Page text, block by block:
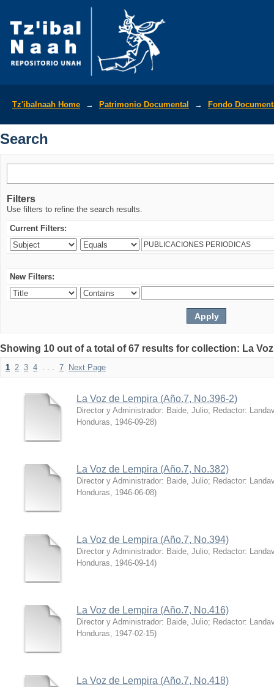
Tz'ibalnaah Home → Patrimonio Documental → Fondo
Search
Filters
Use filters to refine the search results.
Current Filters:
New Filters:
Showing 10 out of a total of 67 results for collection: La
1 2 3 4 . . . 7 Next Page
La Voz de Lempira (Año.7, No.396-2)
Director y Administrador: Baide, Julio; Redactor:
Honduras, 1946-09-28)
La Voz de Lempira (Año.7, No.382)
Director y Administrador: Baide, Julio; Redactor:
Honduras, 1946-06-08)
La Voz de Lempira (Año.7, No.394)
Director y Administrador: Baide, Julio; Redactor:
Honduras, 1946-09-14)
La Voz de Lempira (Año.7, No.416)
Director y Administrador: Baide, Julio; Redactor:
Honduras, 1947-02-15)
La Voz de Lempira (Año.7, No.418)